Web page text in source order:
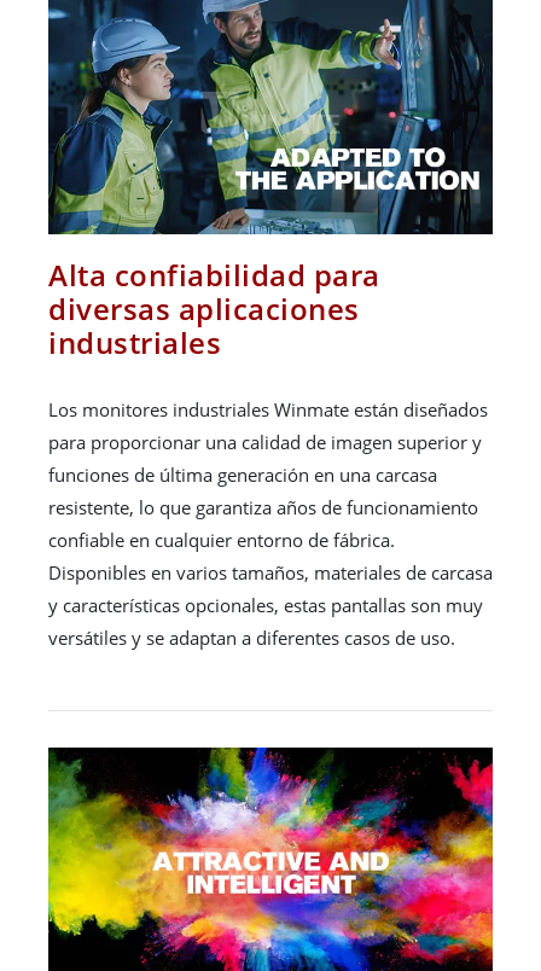
Alta confiabilidad para
diversas aplicaciones
industriales
Los monitores industriales Winmate están diseñados
para proporcionar una calidad de imagen superior y
funciones de última generación en una carcasa
resistente, lo que garantiza años de funcionamiento
confiable en cualquier entorno de fábrica.
Disponibles en varios tamaños, materiales de carcasa
y características opcionales, estas pantallas son muy
versátiles y se adaptan a diferentes casos de uso.